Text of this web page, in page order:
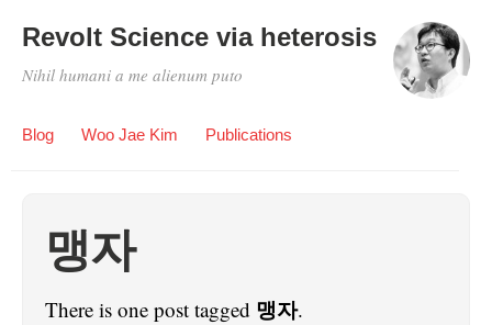
Revolt Science via heterosis
Nihil humani a me alienum puto
Blog Woo Jae Kim Publications
맹자
There is one post tagged 맹자.